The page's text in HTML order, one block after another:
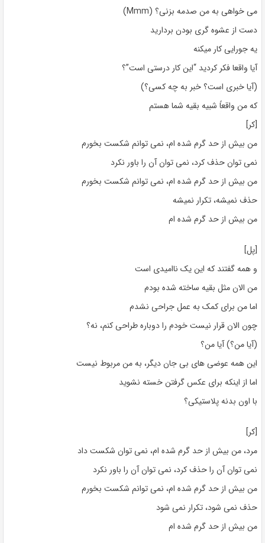
می خواهی به من صدمه بزنی؟ (Mmm)
دست از عشوه گری بودن بردارید
یه جورایی کار میکنه
آیا واقعا فکر کردید “این کار درستی است”؟
(آیا خبری است؟ خبر به چه کسی؟)
که من واقعاً شبیه بقیه شما هستم
[کر]
من بیش از حد گرم شده ام، نمی توانم شکست بخورم
نمی توان حذف کرد، نمی توان آن را باور نکرد
من بیش از حد گرم شده ام، نمی توانم شکست بخورم
حذف نمیشه، تکرار نمیشه
من بیش از حد گرم شده ام
[پل]
و همه گفتند که این یک ناامیدی است
من الان مثل بقیه ساخته شده بودم
اما من برای کمک به عمل جراحی نشدم
چون الان قرار نیست خودم را دوباره طراحی کنم، نه؟
(آیا من؟) آیا من؟
این همه عوضی های بی جان دیگر، به من مربوط نیست
اما از اینکه برای عکس گرفتن خسته نشوید
با اون بدنه پلاستیکی؟
[کر]
مرد، من بیش از حد گرم شده ام، نمی توان شکست داد
نمی توان آن را حذف کرد، نمی توان آن را باور نکرد
من بیش از حد گرم شده ام، نمی توانم شکست بخورم
حذف نمی شود، تکرار نمی شود
من بیش از حد گرم شده ام